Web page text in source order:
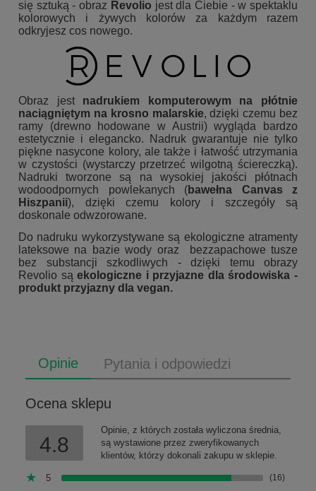
się sztuką - obraz Revolio jest dla Ciebie - w spektaklu
kolorowych i żywych kolorów za każdym razem
odkryjesz cos nowego.
Obraz jest nadrukiem komputerowym na płótnie
naciągniętym na krosno malarskie, dzięki czemu bez
ramy (drewno hodowane w Austrii) wygląda bardzo
estetycznie i elegancko. Nadruk gwarantuje nie tylko
piękne nasycone kolory, ale także i łatwość utrzymania
w czystości (wystarczy przetrzeć wilgotną ściereczką).
Nadruki tworzone są na wysokiej jakości płótnach
wodoodpornych powlekanych (bawełna Canvas z
Hiszpanii), dzięki czemu kolory i szczegóły są
doskonale odwzorowane.
Do nadruku wykorzystywane są ekologiczne atramenty
lateksowe na bazie wody oraz bezzapachowe tusze
bez substancji szkodliwych - dzięki temu obrazy
Revolio są ekologiczne i przyjazne dla środowiska -
produkt przyjazny dla vegan.
Opinie Pytania i odpowiedzi
Ocena sklepu
4.8
Opinie, z których została wyliczona średnia,
są wystawione przez zweryfikowanych
klientów, którzy dokonali zakupu w sklepie.
5 (16)